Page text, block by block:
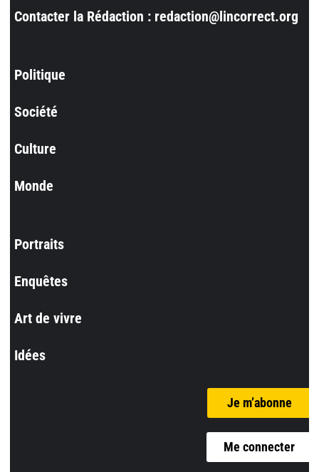
Contacter la Rédaction : redaction@lincorrect.org
Politique
Société
Culture
Monde
Portraits
Enquêtes
Art de vivre
Idées
Je m’abonne
Me connecter